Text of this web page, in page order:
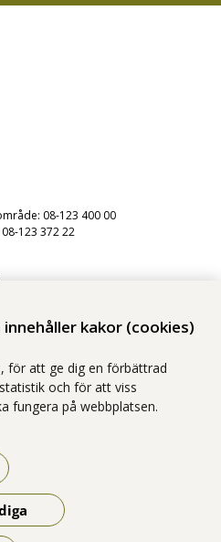
kakor (cookies)
för att ge dig en förbättrad
och för att viss
fungera på webbplatsen.
08-123 400 00
123 372 22
tagna av fotograf Yanan Li om inget